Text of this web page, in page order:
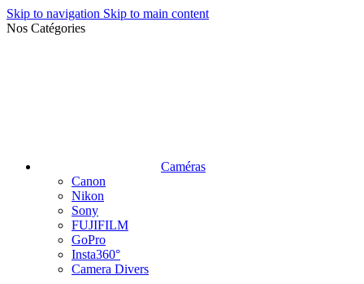
Skip to navigation Skip to main content
Nos Catégories
Caméras
Canon
Nikon
Sony
FUJIFILM
GoPro
Insta360°
Camera Divers